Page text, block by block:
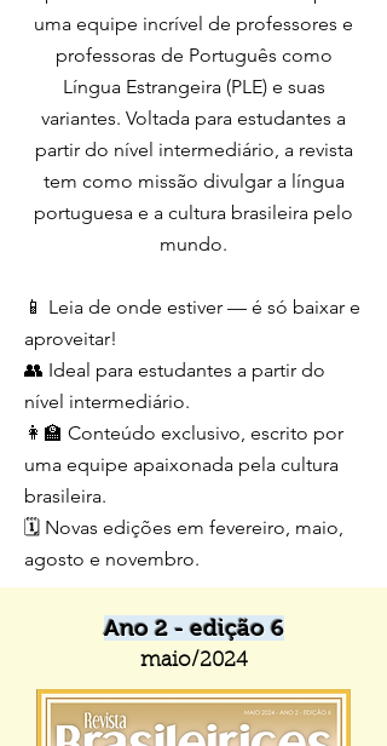
uma equipe incrível de professores e
professoras de Português como
Língua Estrangeira (PLE) e suas
variantes. Voltada para estudantes a
partir do nível intermediário, a revista
tem como missão divulgar a língua
portuguesa e a cultura brasileira pelo
mundo.
📱 Leia de onde estiver — é só baixar e
aproveitar!
👥 Ideal para estudantes a partir do
nível intermediário.
👩‍🏫 Conteúdo exclusivo, escrito por
uma equipe apaixonada pela cultura
brasileira.
🗓️ Novas edições em fevereiro, maio,
agosto e novembro.
Ano 2 - edição 6
maio/2024